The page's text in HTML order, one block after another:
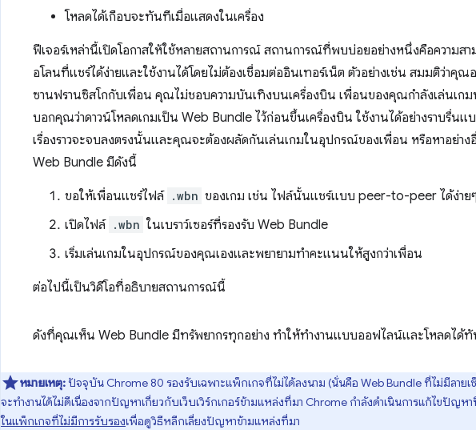
โหลดได้เกือบจะทันทีเมื่อแสดงในเครื่อง
ฟีเจอร์เหล่านี้เปิดโอกาสให้ใช้หลายสถานการณ์ สถานการณ์ที่พบบ่อยอย่างหนึ่งคือความส
อโลนที่แชร์ได้ง่ายและใช้งานได้โดยไม่ต้องเชื่อมต่ออินเทอร์เน็ต ตัวอย่างเช่น สมมติว่าคุณ
ซานฟรานซิสโกกับเพื่อน คุณไม่ชอบความบันเทิงบนเครื่องบิน เพื่อนของคุณกำลังเล่นเก
บอกคุณว่าดาวน์โหลดเกมเป็น Web Bundle ไว้ก่อนขึ้นเครื่องบิน ใช้งานได้อย่างราบรื่
เรื่องราวจะจบลงตรงนั้นและคุณจะต้องผลัดกันเล่นเกมในอุปกรณ์ของเพื่อน หรือหาอย่าง
Web Bundle มีดังนี้
ขอให้เพื่อนแชร์ไฟล์ .wbn ของเกม เช่น ไฟล์นั้นแชร์แบบ peer-to-peer ได้ง่าย
เปิดไฟล์ .wbn ในเบราว์เซอร์ที่รองรับ Web Bundle
เริ่มเล่นเกมในอุปกรณ์ของคุณเองและพยายามทำคะแนนให้สูงกว่าเพื่อน
ต่อไปนี้เป็นวิดีโอที่อธิบายสถานการณ์นี้
ดังที่คุณเห็น Web Bundle มีทรัพยากรทุกอย่าง ทำให้ทำงานแบบออฟไลน์และโหลดได้
หมายเหตุ: ปัจจุบัน Chrome 80 รองรับเฉพาะแพ็กเกจที่ไม่ได้ลงนาม (นั่นคือ Web Bundle ที่ไม่มีลายเซ็
จะทํางานได้ไม่ดีเนื่องจากปัญหาเกี่ยวกับเว็บเวิร์กเกอร์ข้ามแหล่งที่มา Chrome กำลังดำเนินการแก้ไขปัญห
ในแพ็กเกจที่ไม่มีการรับรองเพื่อดูวิธีหลีกเลี่ยงปัญหาข้ามแหล่งที่มา